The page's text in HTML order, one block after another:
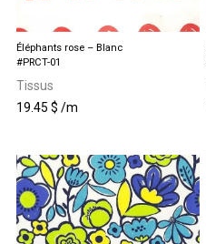
Éléphants rose – Blanc
19.45 $ /m
#PRCT-01
Tissus